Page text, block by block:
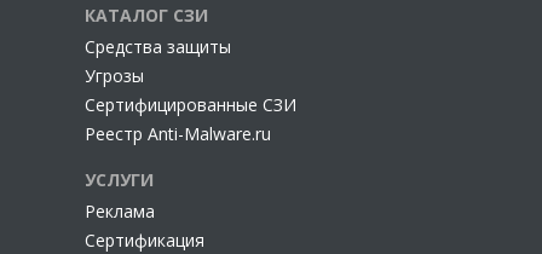
КАТАЛОГ СЗИ
Cредства защиты
Угрозы
Сертифицированные СЗИ
Реестр Anti-Malware.ru
УСЛУГИ
Реклама
Сертификация